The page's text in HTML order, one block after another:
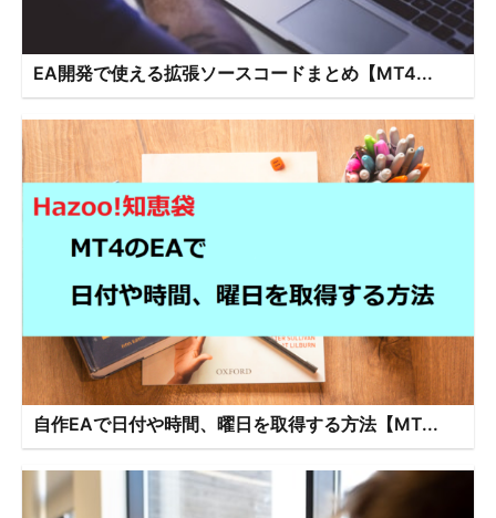
EA開発で使える拡張ソースコードまとめ【MT4...
自作EAで日付や時間、曜日を取得する方法【MT...